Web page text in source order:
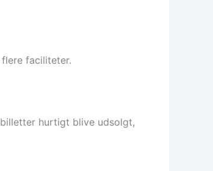
faciliteter.
hurtigt blive udsolgt,